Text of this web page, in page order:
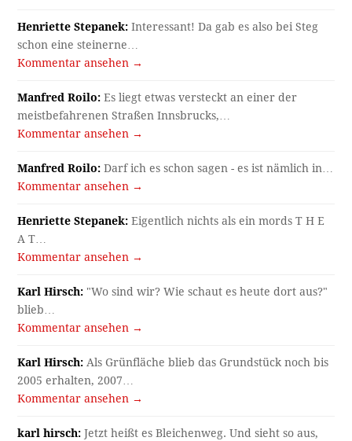
Henriette Stepanek: Interessant! Da gab es also bei Steg
schon eine steinerne…
Kommentar ansehen →
Manfred Roilo: Es liegt etwas versteckt an einer der
meistbefahrenen Straßen Innsbrucks,…
Kommentar ansehen →
Manfred Roilo: Darf ich es schon sagen - es ist nämlich in…
Kommentar ansehen →
Henriette Stepanek: Eigentlich nichts als ein mords T H E
A T…
Kommentar ansehen →
Karl Hirsch: "Wo sind wir? Wie schaut es heute dort aus?"
blieb…
Kommentar ansehen →
Karl Hirsch: Als Grünfläche blieb das Grundstück noch bis
2005 erhalten, 2007…
Kommentar ansehen →
karl hirsch: Jetzt heißt es Bleichenweg. Und sieht so aus,